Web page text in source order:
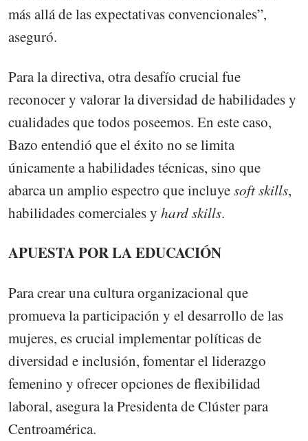
más allá de las expectativas convencionales”,
aseguró.
Para la directiva, otra desafío crucial fue
reconocer y valorar la diversidad de habilidades y
cualidades que todos poseemos. En este caso,
Bazo entendió que el éxito no se limita
únicamente a habilidades técnicas, sino que
abarca un amplio espectro que incluyesoft skills,
habilidades comerciales y hard skills.
APUESTA POR LA EDUCACIÓN
Para crear una cultura organizacional que
promueva la participación y el desarrollo de las
mujeres, es crucial implementar políticas de
diversidad e inclusión, fomentar el liderazgo
femenino y ofrecer opciones de flexibilidad
laboral, asegura la Presidenta de Clúster para
Centroamérica.